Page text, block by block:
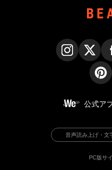
公式ア
音声読み上げ・文
PC版サ